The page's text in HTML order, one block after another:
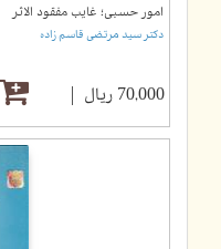
امور حسبی؛ غایب مفقود الاثر
دکتر سید مرتضی قاسم زاده
70,000 ریال